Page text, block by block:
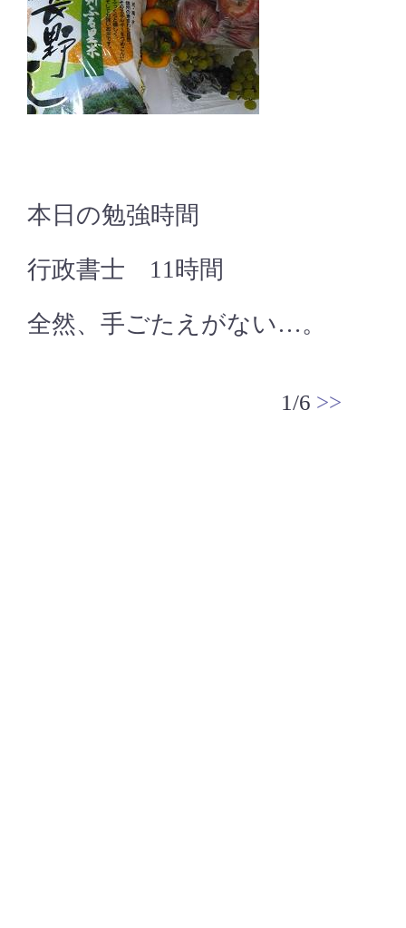
本日の勉強時間
行政書士 11時間
全然、手ごたえがない…。
1/6 >>